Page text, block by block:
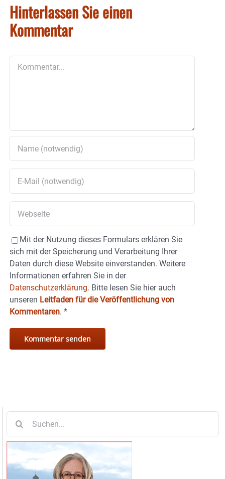
Hinterlassen Sie einen
Kommentar
Mit der Nutzung dieses Formulars erklären Sie
sich mit der Speicherung und Verarbeitung Ihrer
Daten durch diese Website einverstanden. Weitere
Informationen erfahren Sie in der
Datenschutzerklärung. Bitte lesen Sie hier auch
unseren Leitfaden für die Veröffentlichung von
Kommentaren. *
nach: